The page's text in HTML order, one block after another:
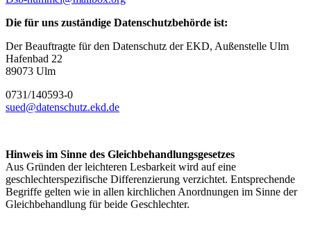
Die für uns zuständige Datenschutzbehörde ist:
Der Beauftragte für den Datenschutz der EKD, Außenstelle Ulm
Hafenbad 22
89073 Ulm
0731/140593-0
sued@datenschutz.ekd.de
Hinweis im Sinne des Gleichbehandlungsgesetzes
Aus Gründen der leichteren Lesbarkeit wird auf eine
geschlechterspezifische Differenzierung verzichtet. Entsprechende
Begriffe gelten wie in allen kirchlichen Anordnungen im Sinne der
Gleichbehandlung für beide Geschlechter.